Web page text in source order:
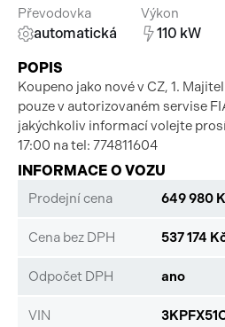
Převodovka
automatická
Výkon
110 kW
POPIS
Koupeno jako nové v CZ, 1.
pouze v autorizovaném servise
jakýchkoliv informací volejte
17:00 na tel: 774811604
INFORMACE O VOZU
Prodejní cena 649 980
Cena bez DPH 537 174
Odpočet DPH ano
VIN